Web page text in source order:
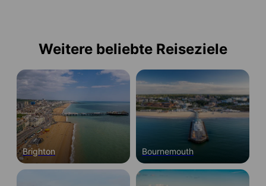
Weitere beliebte Reiseziele
Brighton Bournemouth